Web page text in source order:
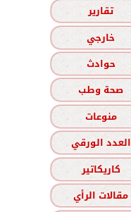
تقارير
خارجي
حوادث
صحة وطب
منوعات
العدد الورقي
كاريكاتير
مقالات الرأي